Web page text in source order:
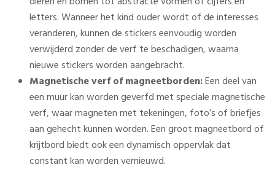
letters. Wanneer het kind ouder wordt of de interesses
veranderen, kunnen de stickers eenvoudig worden
verwijderd zonder de verf te beschadigen, waarna
nieuwe stickers worden aangebracht.
Magnetische verf of magneetborden:Een deel van
een muur kan worden geverfd met speciale magnetische
verf, waar magneten met tekeningen, foto’s of briefjes
aan gehecht kunnen worden. Een groot magneetbord of
krijtbord biedt ook een dynamisch oppervlak dat
constant kan worden vernieuwd.